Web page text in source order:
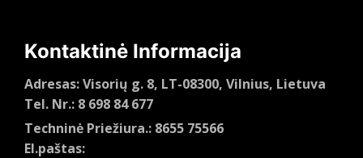
Kontaktinė Informacija
Adresas: Visorių g. 8, LT-08300, Vilnius, Lietuva
Tel. Nr.: 8 698 84 677
Techninė Priežiura.: 8655 75566
El.paštas: